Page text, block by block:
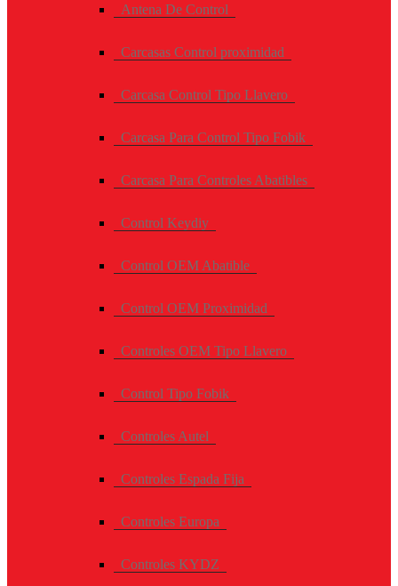
Antena De Control
Carcasas Control proximidad
Carcasa Control Tipo Llavero
Carcasa Para Control Tipo Fobik
Carcasa Para Controles Abatibles
Control Keydiy
Control OEM Abatible
Control OEM Proximidad
Controles OEM Tipo Llavero
Control Tipo Fobik
Controles Autel
Controles Espada Fija
Controles Europa
Controles KYDZ